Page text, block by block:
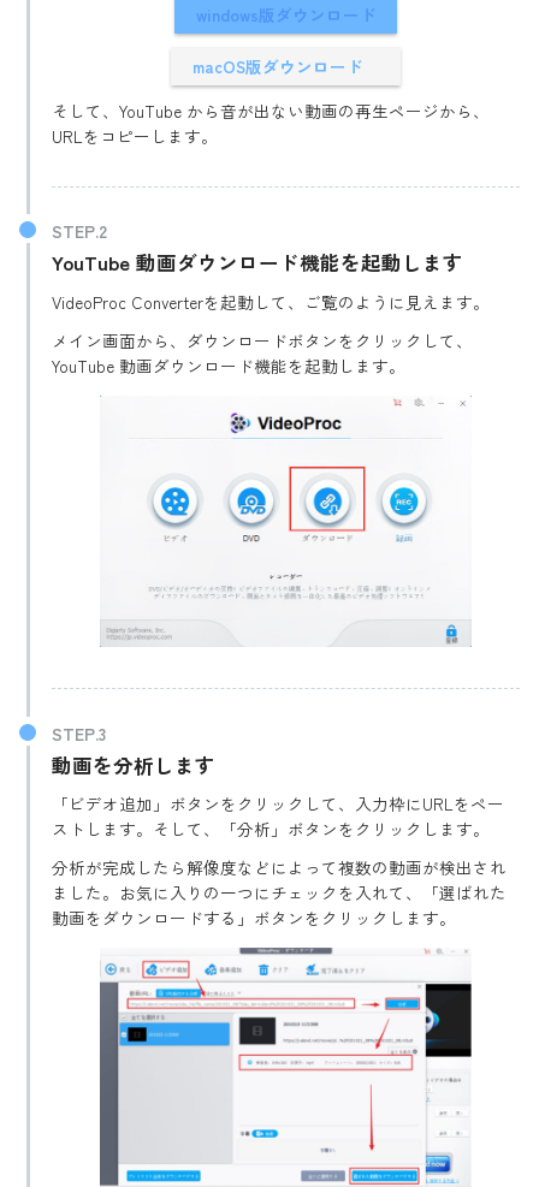
windows版ダウンロード
macOS版ダウンロード
そして、YouTube から音が出ない動画の再生ページから、
URLをコピーします。
YouTube 動画ダウンロード機能を起動します
VideoProc Converterを起動して、ご覧のように見えます。
メイン画面から、ダウンロードボタンをクリックして、
YouTube 動画ダウンロード機能を起動します。
動画を分析します
「ビデオ追加」ボタンをクリックして、入力枠にURLをペー
ストします。そして、「分析」ボタンをクリックします。
分析が完成したら解像度などによって複数の動画が検出され
ました。お気に入りの一つにチェックを入れて、「選ばれた
動画をダウンロードする」ボタンをクリックします。